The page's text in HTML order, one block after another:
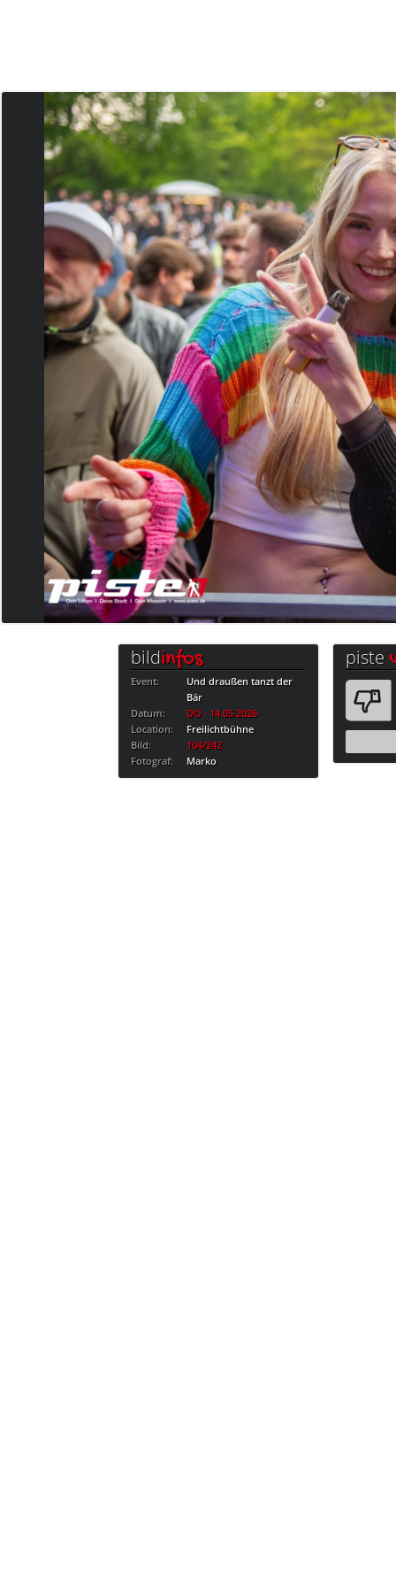
bildinfos
Event:
Und draußen tanzt der
Bär
Datum:
DO · 14.05.2026
Location:
Freilichtbühne
Bild:
104/242
Fotograf:
Marko
piste